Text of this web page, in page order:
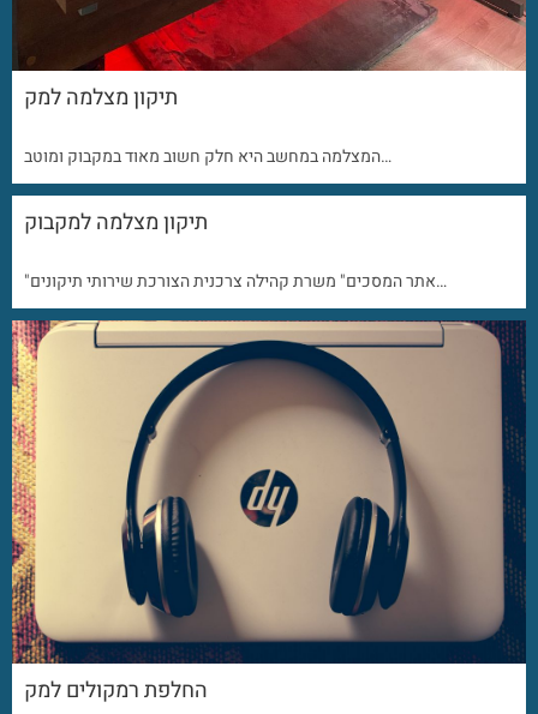
תיקון מצלמה למק
המצלמה במחשב היא חלק חשוב מאוד במקבוק ומוטב…
תיקון מצלמה למקבוק
"אתר המסכים" משרת קהילה צרכנית הצורכת שירותי תיקונים…
החלפת רמקולים למק